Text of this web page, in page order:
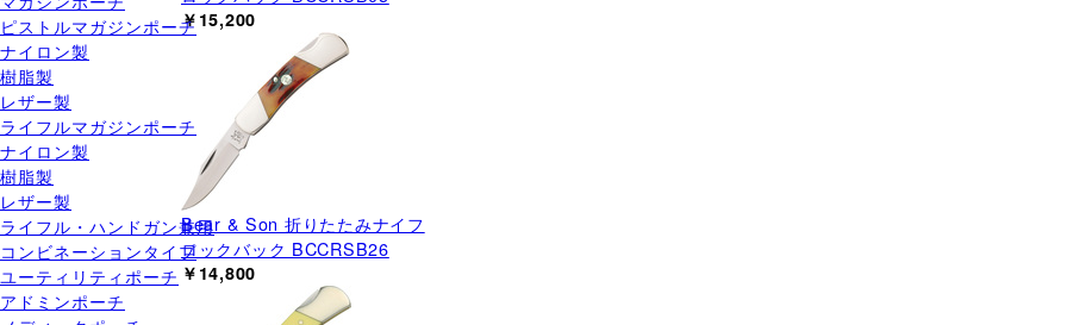
ピストルマガジンポーチ
ナイロン製
樹脂製
レザー製
ライフルマガジンポーチ
ナイロン製
樹脂製
レザー製
ライフル・ハンドガン兼用
コンビネーションタイプ
ユーティリティポーチ
アドミンポーチ
￥15,200
Bear & Son 折りたたみナイフ
ロックバック BCCRSB26
￥14,800